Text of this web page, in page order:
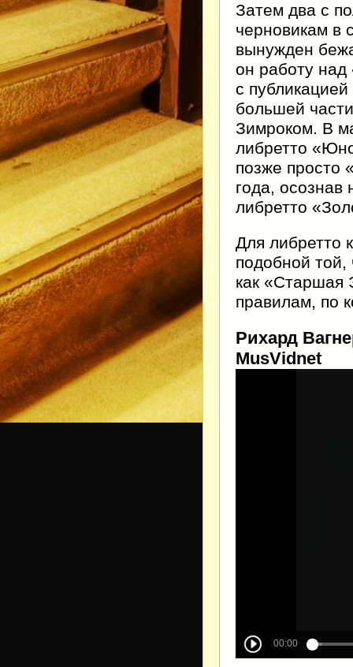
Затем два с
черновикам в
вынужден
он работу над
с
большей
Зимроком. В
либретто
позже просто
года, осознав
либретто
Для либретто
подобной той,
как «Старшая
правилам, по
Рихард
MusVidnet